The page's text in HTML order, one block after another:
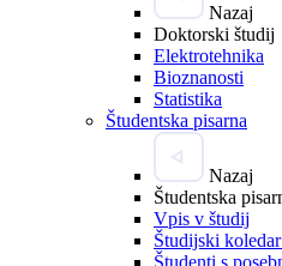
Nazaj
Doktorski študij
Elektrotehnika
Bioznanosti
Statistika
Študentska pisarna
Nazaj
Študentska
Vpis v študij
Študijski